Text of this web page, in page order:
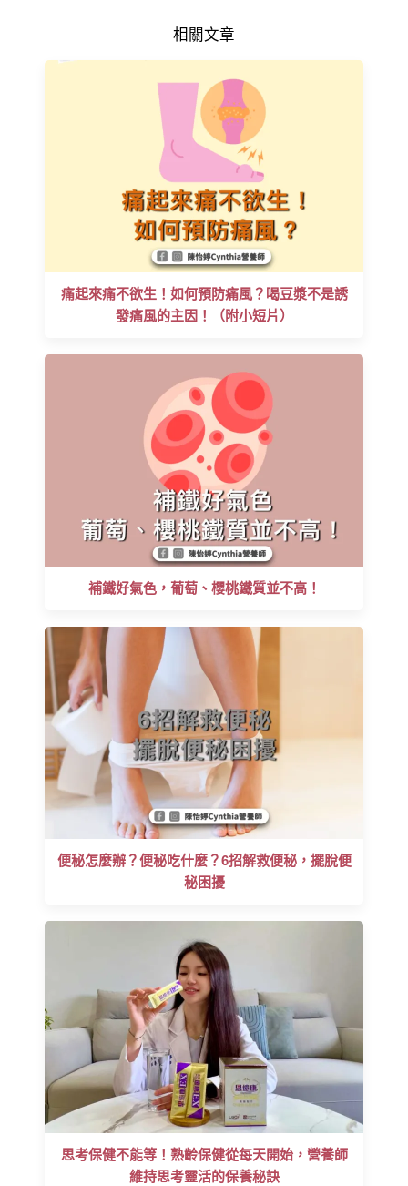
相關文章
痛起來痛不欲生！如何預防痛風？喝豆漿不是誘
發痛風的主因！（附小短片）
補鐵好氣色，葡萄、櫻桃鐵質並不高！
便秘怎麼辦？便秘吃什麼？6招解救便秘，擺脫便
秘困擾
思考保健不能等！熟齡保健從每天開始，營養師
維持思考靈活的保養秘訣